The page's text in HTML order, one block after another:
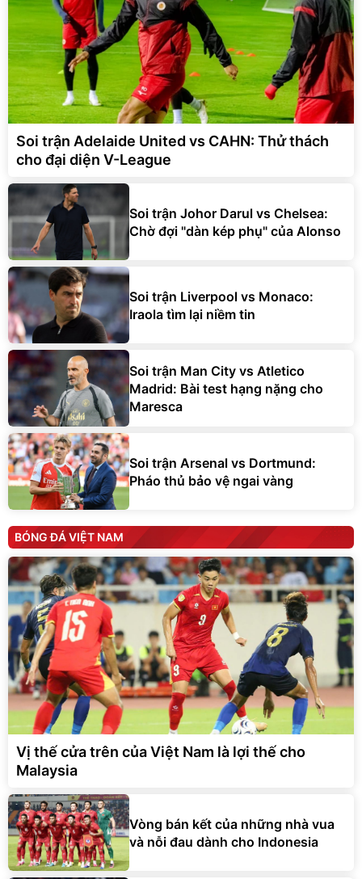
Soi trận Adelaide United vs CAHN: Thử thách
cho đại diện V-League
Soi trận Johor Darul vs Chelsea:
Chờ đợi "dàn kép phụ" của Alonso
Soi trận Liverpool vs Monaco:
Iraola tìm lại niềm tin
Soi trận Man City vs Atletico
Madrid: Bài test hạng nặng cho
Maresca
Soi trận Arsenal vs Dortmund:
Pháo thủ bảo vệ ngai vàng
BÓNG ĐÁ VIỆT NAM
Vị thế cửa trên của Việt Nam là lợi thế cho
Malaysia
Vòng bán kết của những nhà vua
và nỗi đau dành cho Indonesia